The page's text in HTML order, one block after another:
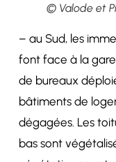
© Valode et
– au Sud, les
font face à la
de bureaux
bâtiments de
dégagées. Les
bas sont